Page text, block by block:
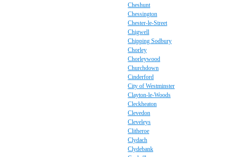
Cheshunt
Chessington
Chester-le-Street
Chigwell
Chipping Sodbury
Chorley
Chorleywood
Churchdown
Cinderford
City of Westminster
Clayton-le-Woods
Cleckheaton
Clevedon
Cleveleys
Clitheroe
Clydach
Clydebank